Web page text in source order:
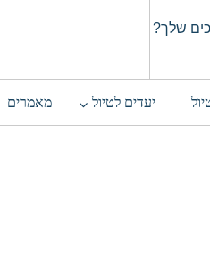
שלך?
יעדים לטיול מאמרים